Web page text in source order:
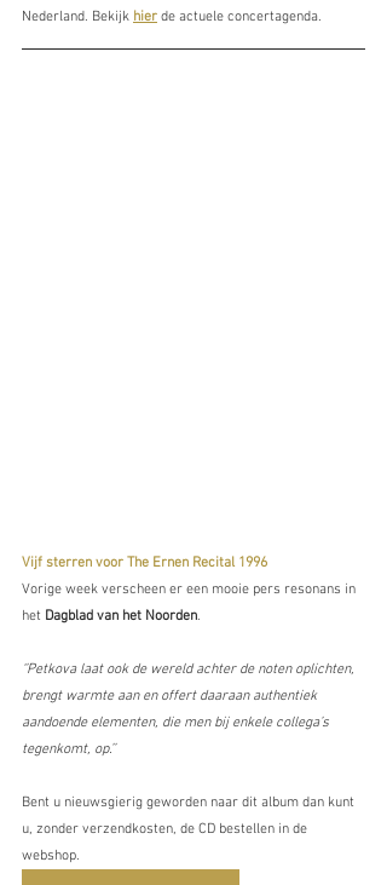
Nederland. Bekijk hier de actuele concertagenda.
Vijf sterren voor The Ernen Recital 1996
Vorige week verscheen er een mooie pers resonans in
het Dagblad van het Noorden.
‘’Petkova laat ook de wereld achter de noten oplichten,
brengt warmte aan en offert daaraan authentiek
aandoende elementen, die men bij enkele collega’s
tegenkomt, op.’’
Bent u nieuwsgierig geworden naar dit album dan kunt
u, zonder verzendkosten, de CD bestellen in de
webshop.